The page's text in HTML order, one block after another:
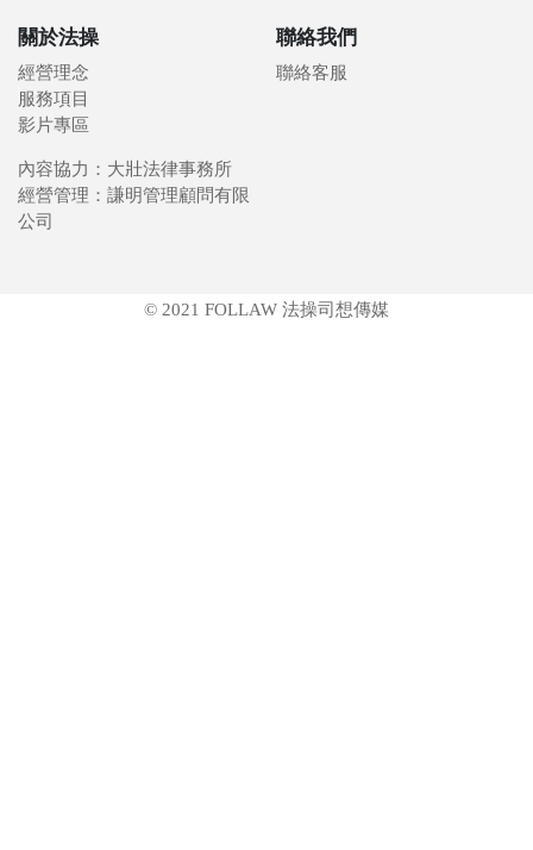
關於法操
經營理念
服務項目
影片專區
聯絡我們
聯絡客服
內容協力：大壯法律事務所
經營管理：謙明管理顧問有限
公司
© 2021 FOLLAW 法操司想傳媒